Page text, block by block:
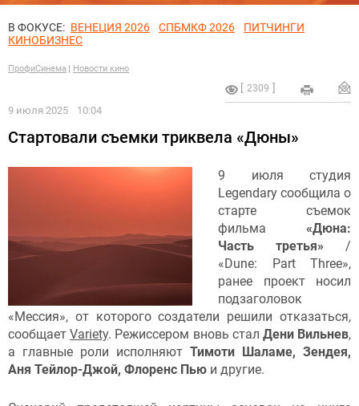
В ФОКУСЕ: ВЕНЕЦИЯ 2026 СПБМКФ 2026
ПИТЧИНГИ
КИНОБИЗНЕС
ПрофиСинема Новости кино
2309
9 июля 2025 10:04
Стартовали съемки триквела «Дюны»
9 июля студия
Legendary сообщила о
старте съемок
фильма «Дюна:
Часть третья» /
«Dune: Part Three»,
ранее проект носил
подзаголовок
«Мессия», от которого создатели решили отказаться,
сообщаетVariety. Режиссером вновь стал Дени Вильнев,
а главные роли исполняют Тимоти Шаламе, Зендея,
Аня Тейлор-Джой, Флоренс Пью и другие.